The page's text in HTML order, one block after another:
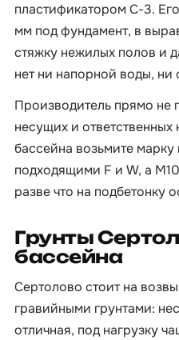
пластификатором С-3.
мм под фундамент, в
стяжку нежилых полов и
нет ни напорной воды, ни
Производитель прямо не
несущих и ответственных
бассейна возьмите
подходящими F и W, а
разве что на подбетонку
Грунты
бассейна
Сертолово стоит на
гравийными грунтами:
отличная, под нагрузку